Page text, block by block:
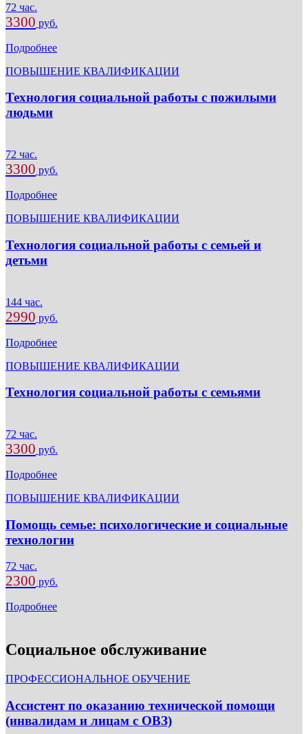
72 час.
3300 руб.
Подробнее
ПОВЫШЕНИЕ КВАЛИФИКАЦИИ
Технология социальной работы с пожилыми
людьми
72 час.
3300 руб.
Подробнее
ПОВЫШЕНИЕ КВАЛИФИКАЦИИ
Технология социальной работы с семьей и
детьми
144 час.
2990 руб.
Подробнее
ПОВЫШЕНИЕ КВАЛИФИКАЦИИ
Технология социальной работы с семьями
72 час.
3300 руб.
Подробнее
ПОВЫШЕНИЕ КВАЛИФИКАЦИИ
Помощь семье: психологические и социальные
технологии
72 час.
2300 руб.
Подробнее
Социальное обслуживание
ПРОФЕССИОНАЛЬНОЕ ОБУЧЕНИЕ
Ассистент по оказанию технической помощи
(инвалидам и лицам с ОВЗ)